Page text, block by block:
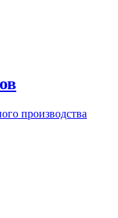
производства